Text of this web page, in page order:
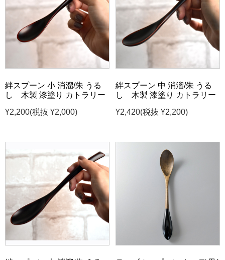
絆スプーン 小 消溜/朱 うる
し 木製 漆塗り カトラリー
¥2,200(税抜 ¥2,000)
絆スプーン 中 消溜/朱 うる
し 木製 漆塗り カトラリー
¥2,420(税抜 ¥2,200)